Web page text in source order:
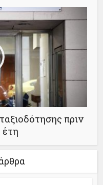
πριν
έτη